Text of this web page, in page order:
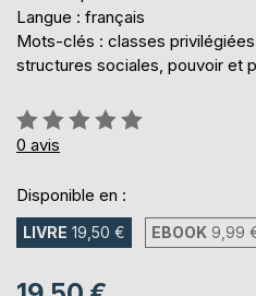
Langue : français
Mots-clés : classes
structures sociales, pouvoir et
Évaluation:
0%
0 avis
Disponible en :
LIVRE 19,50 € EBOOK 9,99